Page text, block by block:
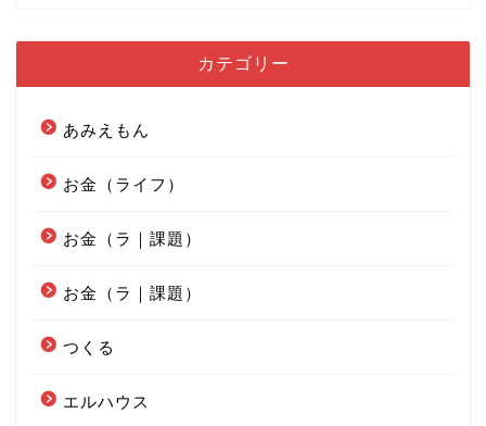
カテゴリー
あみえもん
お金（ライフ）
お金（ラ｜課題）
お金（ラ｜課題）
つくる
エルハウス